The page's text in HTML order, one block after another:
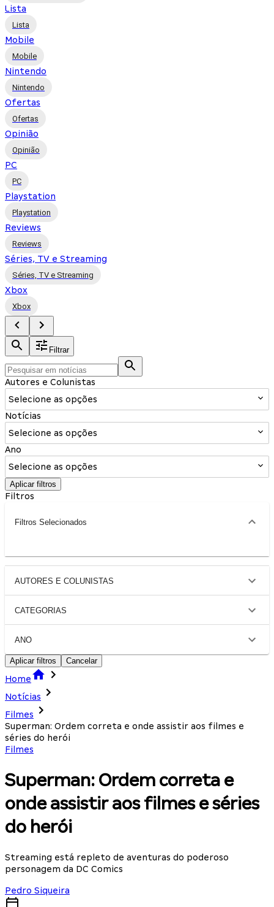
Lista
Lista
Mobile
Mobile
Nintendo
Nintendo
Ofertas
Ofertas
Opinião
Opinião
PC
PC
Playstation
Playstation
Reviews
Reviews
Séries, TV e Streaming
Séries, TV e Streaming
Xbox
Xbox
Filtrar
Autores e Colunistas
Selecione as opções
Notícias
Selecione as opções
Ano
Selecione as opções
Aplicar filtros
Filtros
Filtros Selecionados
AUTORES E COLUNISTAS
CATEGORIAS
ANO
Aplicar filtros Cancelar
Home
Notícias
Filmes
Superman: Ordem correta e onde assistir aos filmes e
séries do herói
Filmes
Superman: Ordem correta e
onde assistir aos filmes e séries
do herói
Streaming está repleto de aventuras do poderoso
personagem da DC Comics
Pedro Siqueira